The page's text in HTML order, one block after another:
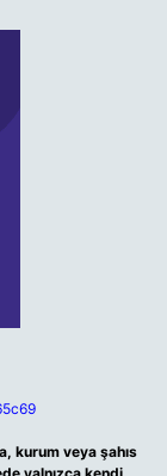
kurum veya şahıs